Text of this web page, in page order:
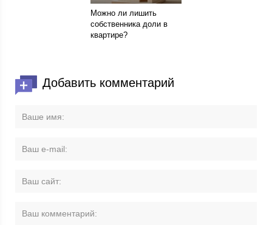
Можно ли лишить
собственника доли в
квартире?
Добавить комментарий